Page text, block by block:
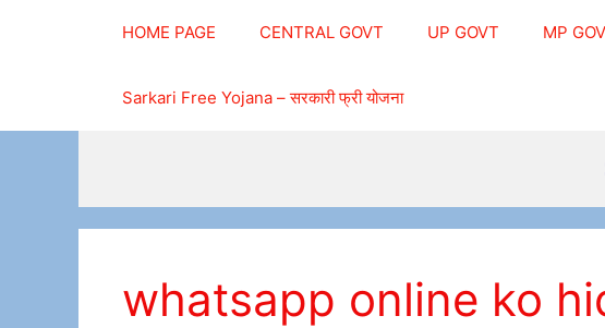
HOME PAGE CENTRAL GOVT UP GOVT MP
Sarkari Free Yojana – सरकारी फ्री योजना
whatsapp online ko